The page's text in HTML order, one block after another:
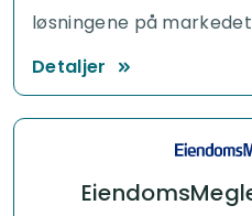
løsningene på
Detaljer